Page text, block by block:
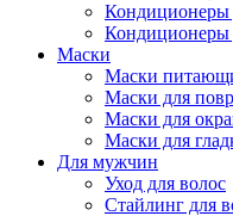
Кондиционеры
Кондиционеры
Маски
Маски
Маски для
Маски для
Маски для
Для мужчин
Уход для волос
Стайлинг для